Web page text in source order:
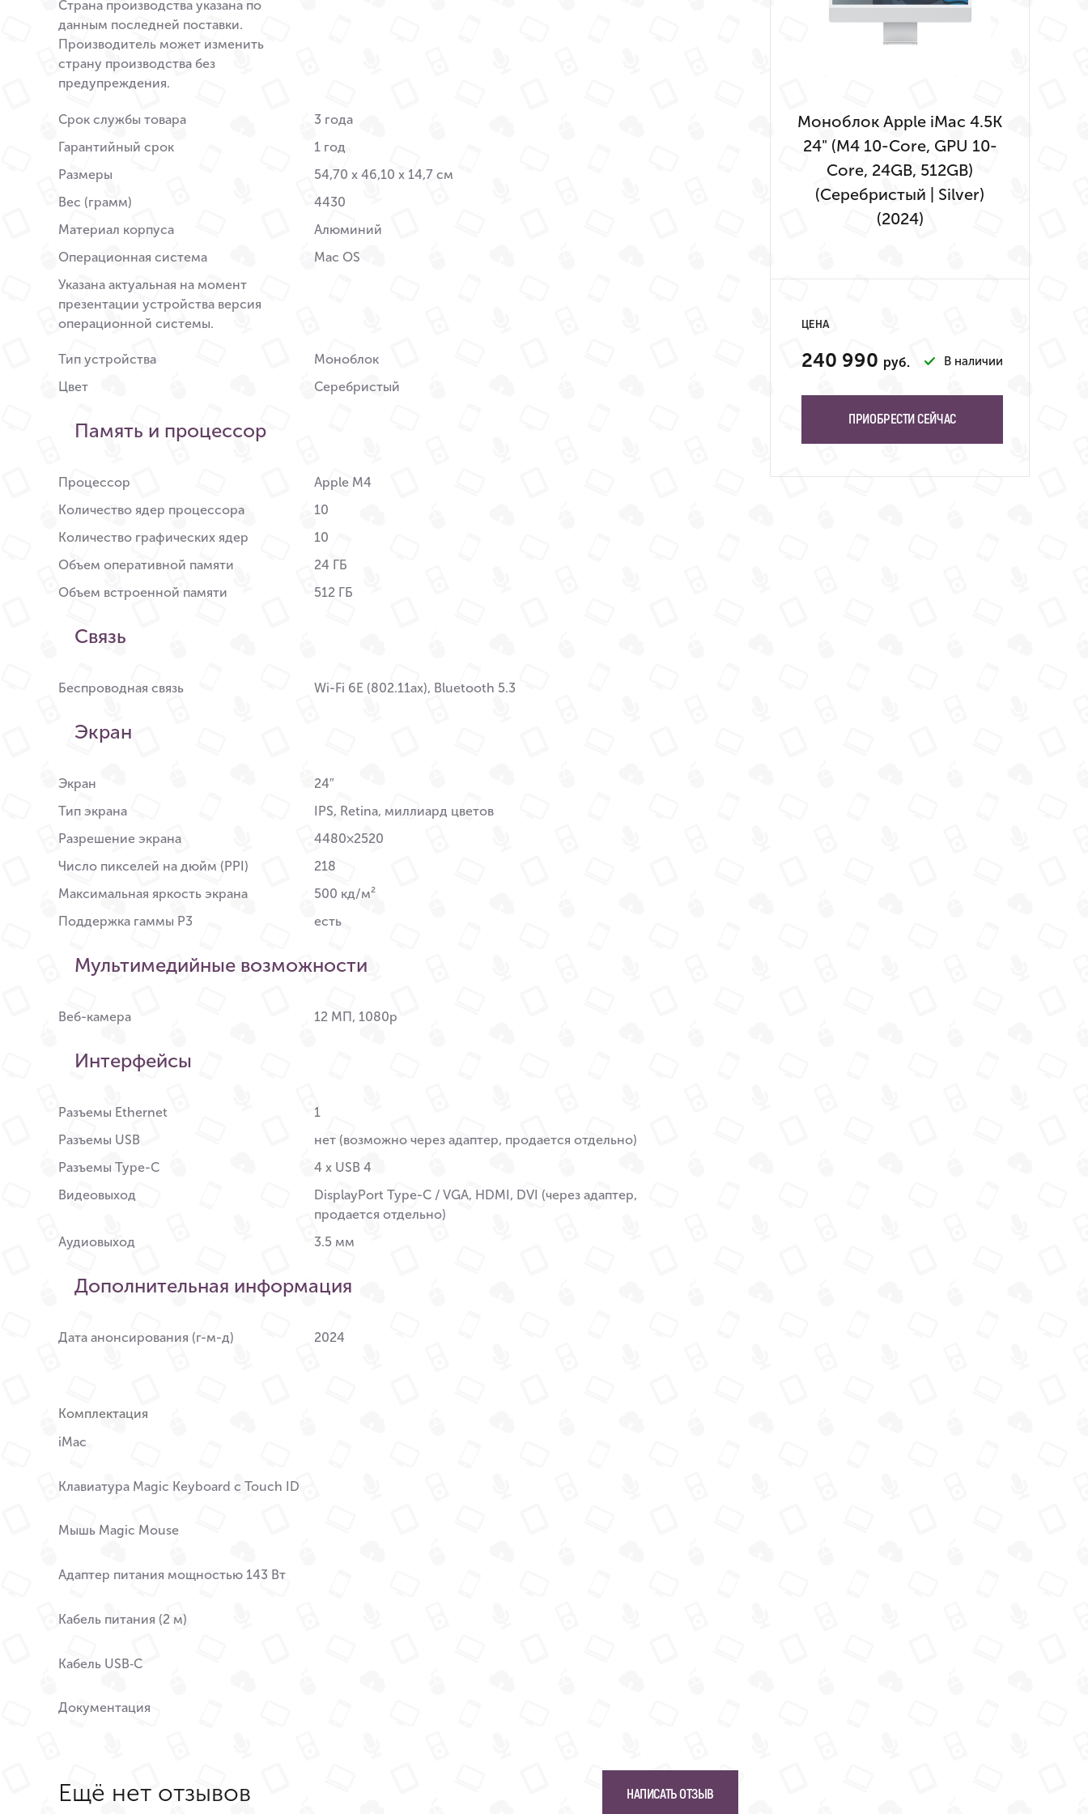
Страна производства указана по
данным последней поставки.
Производитель может изменить
страну производства без
предупреждения.
Срок службы товара
3 года
Гарантийный срок
1 год
Размеры
54,70 x 46,10 x 14,7 см
Вес (грамм)
4430
Материал корпуса
Алюминий
Операционная система
Указана актуальная на момент
презентации устройства версия
операционной системы.
Mac OS
Тип устройства
Моноблок
Цвет
Серебристый
Память и процессор
Процессор
Apple M4
Количество ядер процессора
10
Количество графических ядер
10
Объем оперативной памяти
24 ГБ
Объем встроенной памяти
512 ГБ
Связь
Беспроводная связь Wi-Fi 6E (802.11ax), Bluetooth 5.3
Экран
Экран
24″
Тип экрана
IPS, Retina, миллиард цветов
Разрешение экрана
4480×2520
Число пикселей на дюйм (PPI)
218
Максимальная яркость экрана
500 кд/м²
Поддержка гаммы P3
есть
Мультимедийные возможности
Веб-камера 12 МП, 1080p
Интерфейсы
Разъемы Ethernet
1
Разъемы USB
нет (возможно через адаптер, продается отдельно)
Разъемы Type-C
4 x USB 4
Видеовыход
DisplayPort Type-C / VGA, HDMI, DVI (через адаптер,
продается отдельно)
Аудиовыход
3.5 мм
Дополнительная информация
Дата анонсирования (г-м-д) 2024
Комплектация
iMac
Клавиатура Magic Keyboard с Touch ID
Мышь Magic Mouse
Адаптер питания мощностью 143 Вт
Кабель питания (2 м)
Кабель USB‑C
Документация
Моноблок Apple iMac 4.5K
24" (M4 10-Core, GPU 10-
Core, 24GB, 512GB)
(Серебристый | Silver)
(2024)
ЦЕНА
240 990 руб. В наличии
ПРИОБРЕСТИ СЕЙЧАС
Ещё нет отзывов НАПИСАТЬ ОТЗЫВ